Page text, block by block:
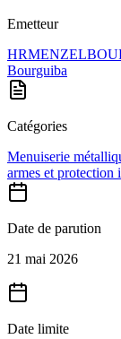
Emetteur
Bourguiba
Catégories
Menuiserie
armes et protection
Date de parution
21 mai 2026
Date limite